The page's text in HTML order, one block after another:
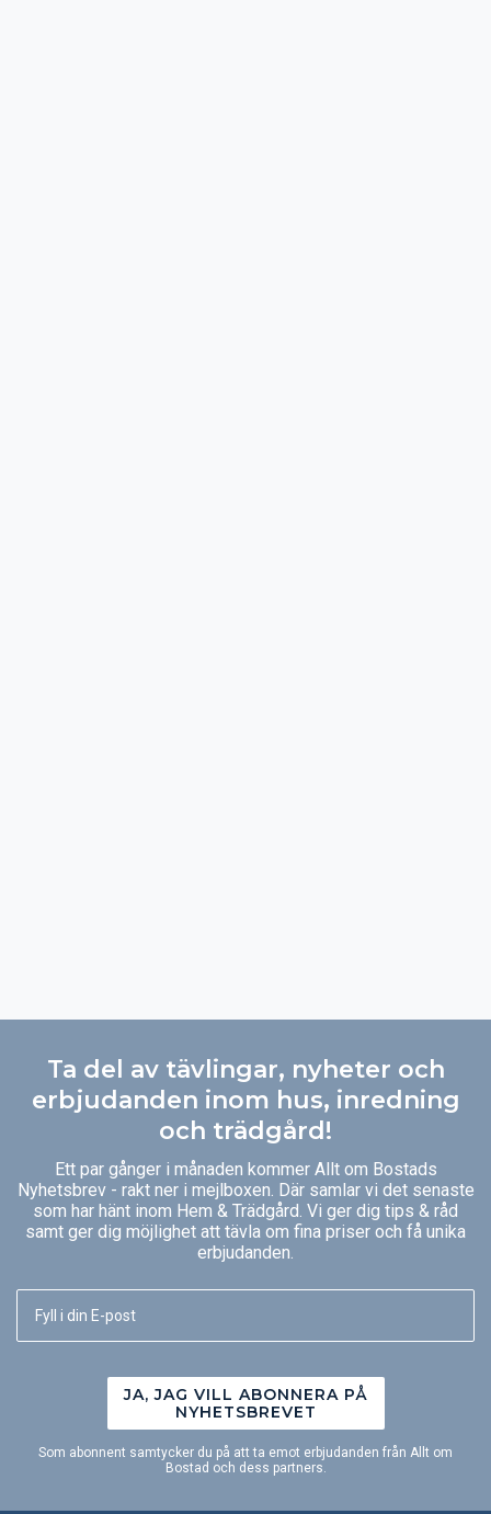
Ta del av tävlingar, nyheter och
erbjudanden inom hus, inredning
och trädgård!
Ett par gånger i månaden kommer Allt om Bostads
Nyhetsbrev - rakt ner i mejlboxen. Där samlar vi det senaste
som har hänt inom Hem & Trädgård. Vi ger dig tips & råd
samt ger dig möjlighet att tävla om fina priser och få unika
erbjudanden.
JA, JAG VILL ABONNERA PÅ
NYHETSBREVET
Som abonnent samtycker du på att ta emot erbjudanden från Allt om
Bostad och dess partners.